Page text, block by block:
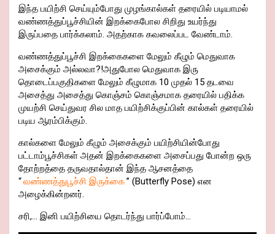
இந்த பயிற்சி செய்யும்போது முழங்கால்கள் தரையில் படியாமல்
வண்ணத்துப்பூச்சியின் இறக்கைபோல சிறிது உயர்ந்து
இருப்பதை பார்க்கலாம். அதற்காக கவலைப்பட வேண்டாம்.
வண்ணத்துப்பூச்சி இறக்கைகளை மேலும் கீழும் மெதுவாக
அசைக்கும் அல்லவா?!அதுபோல மெதுவாக இரு
தொடைப்பகுதிகளை மேலும் கீழுமாக 10 முதல் 15 தடவை
அசைத்து அசைத்து கொஞ்சம் கொஞ்சமாக தரையில் பதிக்க
முயற்சி செய்துவர சில மாத பயிற்சிக்குப்பின் கால்கள் தரையில்
படிய ஆரம்பிக்கும்.
கால்களை மேலும் கீழும் அசைக்கும் பயிற்சியின்போது
பட்டாம்பூச்சிகள் அதன் இறக்கைகளை அசைப்பது போன்ற ஒரு
தோற்றத்தை தருவதால்தான் இந்த ஆசனத்தை
“வண்ணத்துபூச்சி இருக்கை” (Butterfly Pose) என
அழைக்கின்றனர்.
சரி,… இனி பயிற்சியை தொடர்ந்து பார்ப்போம்…